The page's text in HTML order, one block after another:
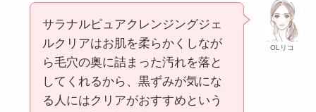
OLリコ
サラナルピュアクレンジングジェ
ルクリアはお肌を柔らかくしなが
ら毛穴の奥に詰まった汚れを落と
してくれるから、黒ずみが気にな
る人にはクリアがおすすめという